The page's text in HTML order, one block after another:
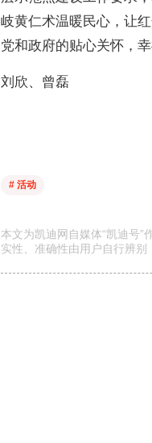
岐黄仁术温暖民心，让
党和政府的贴心关怀，
刘欣、曾磊
# 活动
本文为凯迪网自媒体“凯迪号
实性、准确性由用户自行辨别